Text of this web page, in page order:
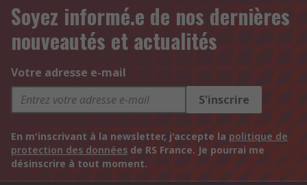
Soyez informé.e de nos dernières
nouveautés et actualités
Votre adresse e-mail
S'inscrire
En m'inscrivant à la newsletter, j'accepte la politique de
protection des données de RS France. Je pourrai me
désinscrire à tout moment.